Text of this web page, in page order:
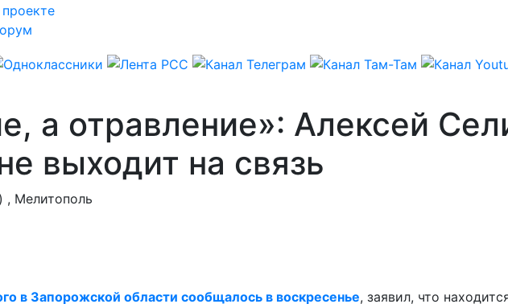
а отравление»: Алексей
выходит на связь
, Мелитополь
в Запорожской области сообщалось в воскресенье, заявил, что